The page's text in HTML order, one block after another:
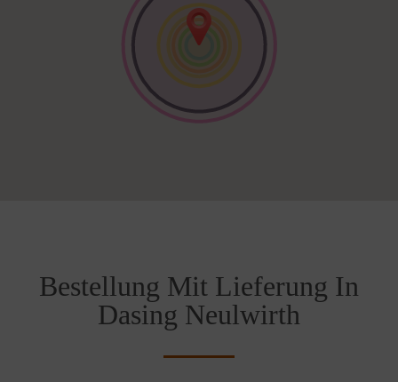
Bestellung Mit Lieferung In
Dasing Neulwirth